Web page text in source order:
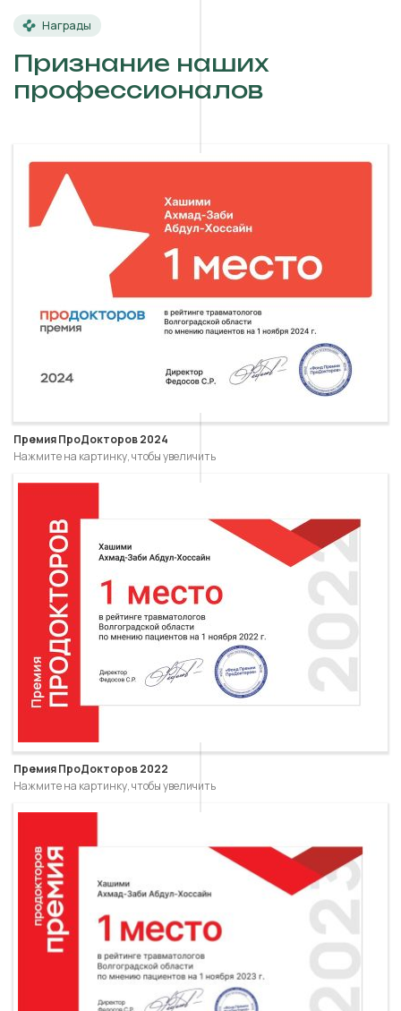
Награды
Признание наших
профессионалов
Премия ПроДокторов 2024
Нажмите на картинку, чтобы увеличить
Премия ПроДокторов 2022
Нажмите на картинку, чтобы увеличить